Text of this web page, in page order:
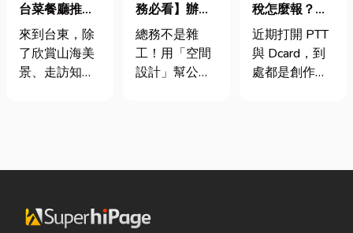
台菜餐廳推薦
｜在地人聚餐
首選，經典合
菜一次滿足
來到台東，除
了欣賞山海美
景、走訪知名
相較於一般小
台菜餐廳更能
展現台東的人
務必看】辦公
室如何打造高
效能職場？從
辦公桌椅、系
總務不是雜
工！用「空間
設計」幫公司
公室時，常覺
什麼補什麼」
稅怎麼報？一
篇看懂課稅門
檻、追溯年限
與合法節稅，
近期打開 PTT
與 Dcard，到
處都是創作者
紅稅」不是一